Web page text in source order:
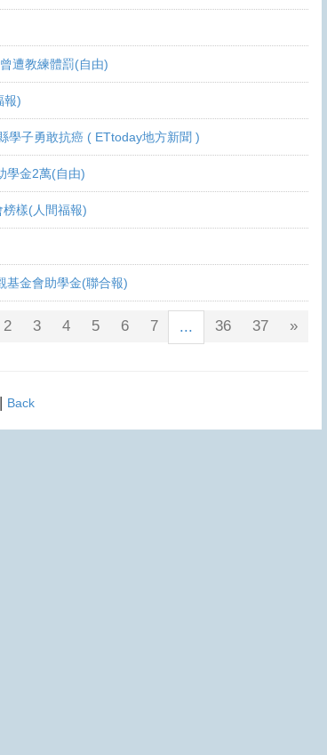
遭教練體罰(自由)
報)
子勇敢抗癌 ( ETtoday地方新聞 )
學金2萬(自由)
樣(人間福報)
基金會助學金(聯合報)
2 3 4 5 6 7 ... 36 37 »
Back